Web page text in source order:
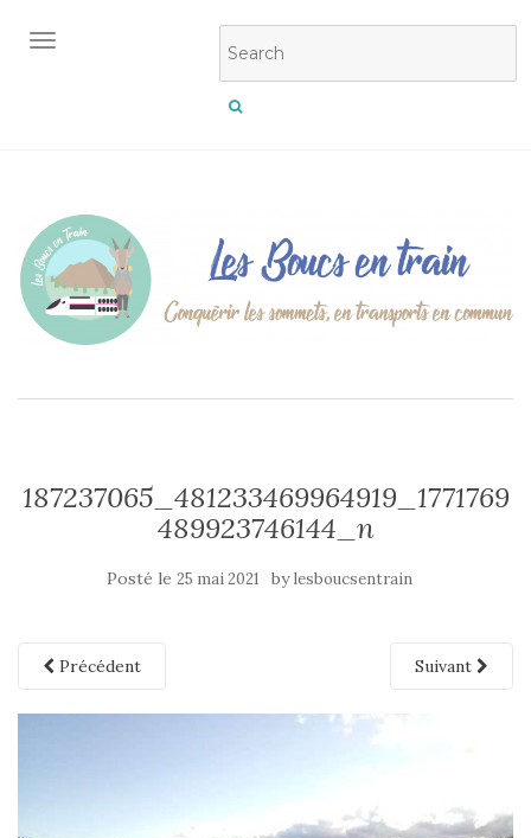
OUVRIR/FERMER LA NAVIGATION
187237065_481233469964919_1771769
489923746144_n
Posté le 25 mai 2021 bylesboucsentrain
Précédent Suivant